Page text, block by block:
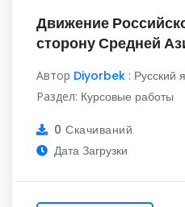
Движение
сторону Средней
Автор Diyorbek : Русский
Раздел: Курсовые работы
0 Скачиваний
Дата Загрузки